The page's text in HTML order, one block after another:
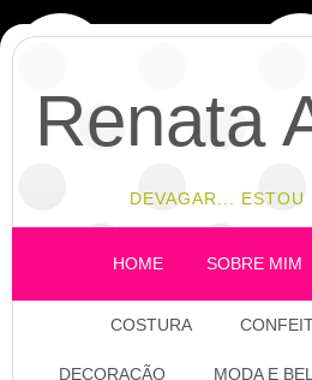
Renata
DEVAGAR... ESTOU
HOME SOBRE MIM
COSTURA
DECORAÇÃO MODA E